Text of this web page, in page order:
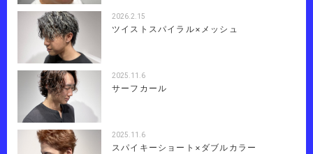
2026.2.15
ツイストスパイラル×メッシュ
2025.11.6
サーフカール
2025.11.6
スパイキーショート×ダブルカラー